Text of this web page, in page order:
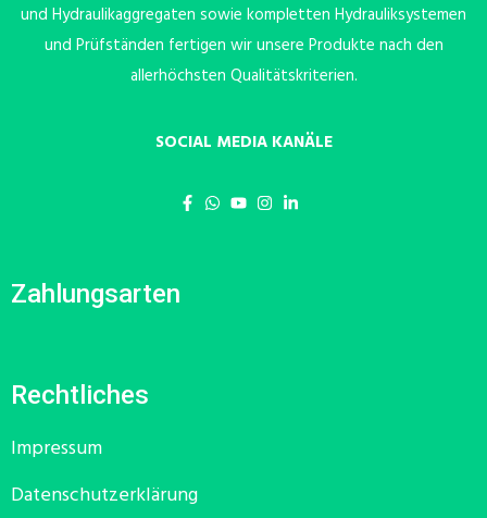
und Hydraulikaggregaten sowie kompletten Hydrauliksystemen
und Prüfständen fertigen wir unsere Produkte nach den
allerhöchsten Qualitätskriterien.
SOCIAL MEDIA KANÄLE
Zahlungsarten
Rechtliches
Impressum
Datenschutzerklärung